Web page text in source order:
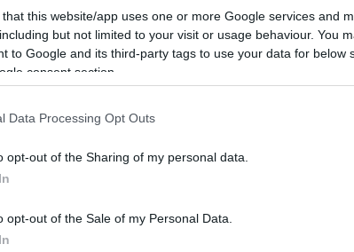
that this website/app uses one or more Google services and
but not limited to your visit or usage behaviour. You
to Google and its third-party tags to use your data for below
consent section.
Data Processing Opt Outs
opt-out of the Sharing of my personal data.
opt-out of the Sale of my Personal Data.
a Mátyás király szülőháza előtti térre, a könyves
könnyűzenei együttesek, néptánccsoportok
a Kalapos Band és a Role zenekar, vasárnap
Egyesülete képviseletében jelen lévő
cég jelezte részvételét. Az erdélyi kiadók
Hozzátette azonban, hogy már most vannak olyan